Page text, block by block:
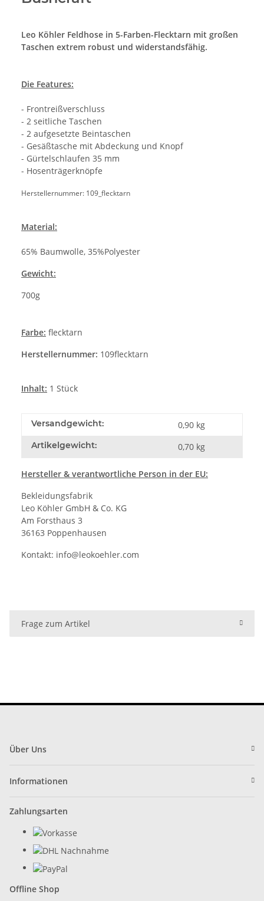
Leo Köhler Feldhose in 5-Farben-Flecktarn mit großen
Taschen extrem robust und widerstandsfähig.
Die Features:
- Frontreißverschluss
- 2 seitliche Taschen
- 2 aufgesetzte Beintaschen
- Gesäßtasche mit Abdeckung und Knopf
- Gürtelschlaufen 35 mm
- Hosenträgerknöpfe
Herstellernummer: 109_flecktarn
Material:
65% Baumwolle, 35%Polyester
Gewicht:
700g
Farbe: flecktarn
Herstellernummer: 109flecktarn
Inhalt: 1 Stück
Versandgewicht: 0,90 kg
Artikelgewicht: 0,70 kg
Hersteller & verantwortliche Person in der EU:
Bekleidungsfabrik
Leo Köhler GmbH & Co. KG
Am Forsthaus 3
36163 Poppenhausen
Kontakt: info@leokoehler.com
Frage zum Artikel
Über Uns
Informationen
Zahlungsarten
Offline Shop